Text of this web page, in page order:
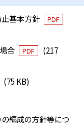
基本方針 PDF
合
PDF
(217
(75 KB)
編成の方針等につ